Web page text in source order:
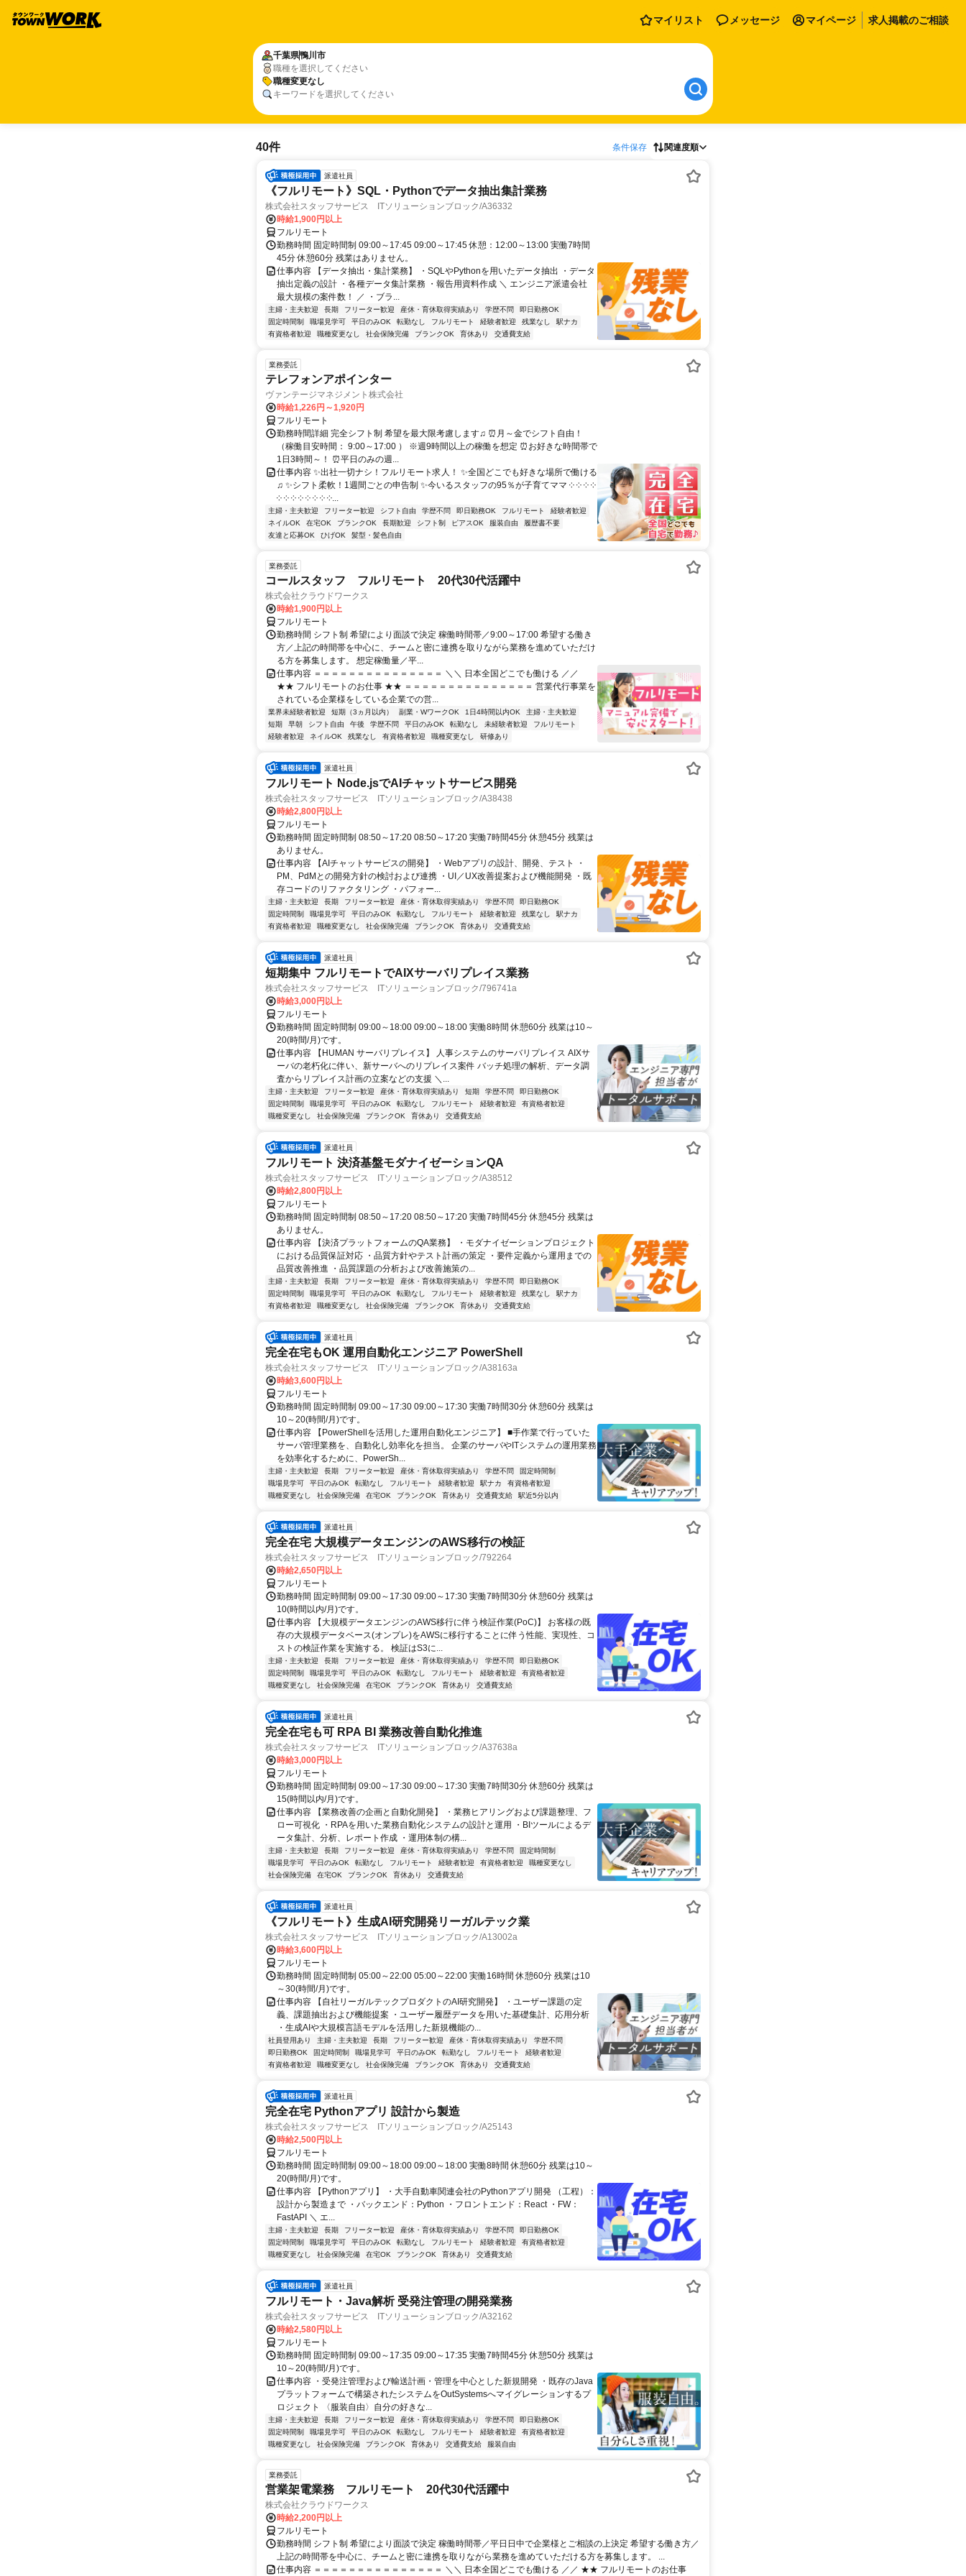
マイリスト メッセージ マイページ 求人掲載のご相談
千葉県鴨川市
職種を選択してください
職種変更なし
キーワードを選択してください
40件 条件保存 関連度順
派遣社員
《フルリモート》SQL・Pythonでデータ抽出集計業務
株式会社スタッフサービス ITソリューションブロック/A36332
時給1,900円以上
フルリモート
勤務時間 固定時間制 09:00～17:45 09:00～17:45 休憩：12:00～13:00 実働7時間
45分 休憩60分 残業はありません。
仕事内容 【データ抽出・集計業務】 ・SQLやPythonを用いたデータ抽出 ・データ
抽出定義の設計 ・各種データ集計業務 ・報告用資料作成 ＼ エンジニア派遣会社
最大規模の案件数！ ／ ・ブラ...
主婦・主夫歓迎 長期 フリーター歓迎 産休・育休取得実績あり 学歴不問
即日勤務OK
固定時間制
職場見学可 平日のみOK 転勤なし フルリモート 経験者歓迎 残業なし
駅ナカ
有資格者歓迎
職種変更なし 社会保険完備 ブランクOK 育休あり 交通費支給
業務委託
テレフォンアポインター
ヴァンテージマネジメント株式会社
時給1,226円～1,920円
フルリモート
勤務時間詳細 完全シフト制 希望を最大限考慮します♫ ⏰月～金でシフト自由！
（稼働目安時間： 9:00～17:00 ） ※週9時間以上の稼働を想定 ⏰お好きな時間帯で
1日3時間～！ ⏰平日のみの週...
仕事内容 ✨出社一切ナシ！フルリモート求人！ ✨全国どこでも好きな場所で働ける
♫ ✨シフト柔軟！1週間ごとの申告制 ✨今いるスタッフの95％が子育てママ ༶ ༶ ༶ ༶
༶ ༶ ༶ ༶ ༶ ༶ ༶ ༶...
主婦・主夫歓迎 フリーター歓迎 シフト自由 学歴不問 即日勤務OK フルリモート
経験者歓迎
ネイルOK
在宅OK ブランクOK 長期歓迎 シフト制 ピアスOK 服装自由
履歴書不要
友達と応募OK
ひげOK 髪型・髪色自由
業務委託
コールスタッフ フルリモート 20代30代活躍中
株式会社クラウドワークス
時給1,900円以上
フルリモート
勤務時間 シフト制 希望により面談で決定 稼働時間帯／9:00～17:00 希望する働き
方／上記の時間帯を中心に、チームと密に連携を取りながら業務を進めていただけ
る方を募集します。 想定稼働量／平...
仕事内容 ＝＝＝＝＝＝＝＝＝＝＝＝＝＝＝ ＼＼ 日本全国どこでも働ける ／／
★★ フルリモートのお仕事 ★★ ＝＝＝＝＝＝＝＝＝＝＝＝＝＝＝ 営業代行事業を
されている企業様をしている企業での営...
業界未経験者歓迎 短期（3ヵ月以内） 副業・WワークOK 1日4時間以内OK
主婦・主夫歓迎
短期
早朝 シフト自由 午後 学歴不問 平日のみOK 転勤なし 未経験者歓迎
フルリモート
経験者歓迎
ネイルOK 残業なし 有資格者歓迎 職種変更なし 研修あり
派遣社員
フルリモート Node.jsでAIチャットサービス開発
株式会社スタッフサービス ITソリューションブロック/A38438
時給2,800円以上
フルリモート
勤務時間 固定時間制 08:50～17:20 08:50～17:20 実働7時間45分 休憩45分 残業は
ありません。
仕事内容 【AIチャットサービスの開発】 ・Webアプリの設計、開発、テスト ・
PM、PdMとの開発方針の検討および連携 ・UI／UX改善提案および機能開発 ・既
存コードのリファクタリング ・パフォー...
主婦・主夫歓迎 長期 フリーター歓迎 産休・育休取得実績あり 学歴不問
即日勤務OK
固定時間制
職場見学可 平日のみOK 転勤なし フルリモート 経験者歓迎 残業なし
駅ナカ
有資格者歓迎
職種変更なし 社会保険完備 ブランクOK 育休あり 交通費支給
派遣社員
短期集中 フルリモートでAIXサーバリプレイス業務
株式会社スタッフサービス ITソリューションブロック/796741a
時給3,000円以上
フルリモート
勤務時間 固定時間制 09:00～18:00 09:00～18:00 実働8時間 休憩60分 残業は10～
20(時間/月)です。
仕事内容 【HUMAN サーバリプレイス】 人事システムのサーバリプレイス AIXサ
ーバの老朽化に伴い、新サーバへのリプレイス案件 バッチ処理の解析、データ調
査からリプレイス計画の立案などの支援 ＼...
主婦・主夫歓迎 フリーター歓迎 産休・育休取得実績あり 短期 学歴不問
即日勤務OK
固定時間制
職場見学可 平日のみOK 転勤なし フルリモート 経験者歓迎
有資格者歓迎
職種変更なし
社会保険完備 ブランクOK 育休あり 交通費支給
派遣社員
フルリモート 決済基盤モダナイゼーションQA
株式会社スタッフサービス ITソリューションブロック/A38512
時給2,800円以上
フルリモート
勤務時間 固定時間制 08:50～17:20 08:50～17:20 実働7時間45分 休憩45分 残業は
ありません。
仕事内容 【決済プラットフォームのQA業務】 ・モダナイゼーションプロジェクト
における品質保証対応 ・品質方針やテスト計画の策定 ・要件定義から運用までの
品質改善推進 ・品質課題の分析および改善施策の...
主婦・主夫歓迎 長期 フリーター歓迎 産休・育休取得実績あり 学歴不問
即日勤務OK
固定時間制
職場見学可 平日のみOK 転勤なし フルリモート 経験者歓迎 残業なし
駅ナカ
有資格者歓迎
職種変更なし 社会保険完備 ブランクOK 育休あり 交通費支給
派遣社員
完全在宅もOK 運用自動化エンジニア PowerShell
株式会社スタッフサービス ITソリューションブロック/A38163a
時給3,600円以上
フルリモート
勤務時間 固定時間制 09:00～17:30 09:00～17:30 実働7時間30分 休憩60分 残業は
10～20(時間/月)です。
仕事内容 【PowerShellを活用した運用自動化エンジニア】 ■手作業で行っていた
サーバ管理業務を、自動化し効率化を担当。 企業のサーバやITシステムの運用業務
を効率化するために、PowerSh...
主婦・主夫歓迎 長期 フリーター歓迎 産休・育休取得実績あり 学歴不問
固定時間制
職場見学可
平日のみOK 転勤なし フルリモート 経験者歓迎 駅ナカ
有資格者歓迎
職種変更なし
社会保険完備 在宅OK ブランクOK 育休あり 交通費支給 駅近5分以内
派遣社員
完全在宅 大規模データエンジンのAWS移行の検証
株式会社スタッフサービス ITソリューションブロック/792264
時給2,650円以上
フルリモート
勤務時間 固定時間制 09:00～17:30 09:00～17:30 実働7時間30分 休憩60分 残業は
10(時間以内/月)です。
仕事内容 【大規模データエンジンのAWS移行に伴う検証作業(PoC)】 お客様の既
存の大規模データベース(オンプレ)をAWSに移行することに伴う性能、実現性、コ
ストの検証作業を実施する。 検証はS3に...
主婦・主夫歓迎 長期 フリーター歓迎 産休・育休取得実績あり 学歴不問
即日勤務OK
固定時間制
職場見学可 平日のみOK 転勤なし フルリモート 経験者歓迎
有資格者歓迎
職種変更なし
社会保険完備 在宅OK ブランクOK 育休あり 交通費支給
派遣社員
完全在宅も可 RPA BI 業務改善自動化推進
株式会社スタッフサービス ITソリューションブロック/A37638a
時給3,000円以上
フルリモート
勤務時間 固定時間制 09:00～17:30 09:00～17:30 実働7時間30分 休憩60分 残業は
15(時間以内/月)です。
仕事内容 【業務改善の企画と自動化開発】 ・業務ヒアリングおよび課題整理、フ
ロー可視化 ・RPAを用いた業務自動化システムの設計と運用 ・BIツールによるデ
ータ集計、分析、レポート作成 ・運用体制の構...
主婦・主夫歓迎 長期 フリーター歓迎 産休・育休取得実績あり 学歴不問
固定時間制
職場見学可
平日のみOK 転勤なし フルリモート 経験者歓迎 有資格者歓迎
職種変更なし
社会保険完備
在宅OK ブランクOK 育休あり 交通費支給
派遣社員
《フルリモート》生成AI研究開発リーガルテック業
株式会社スタッフサービス ITソリューションブロック/A13002a
時給3,600円以上
フルリモート
勤務時間 固定時間制 05:00～22:00 05:00～22:00 実働16時間 休憩60分 残業は10
～30(時間/月)です。
仕事内容 【自社リーガルテックプロダクトのAI研究開発】 ・ユーザー課題の定
義、課題抽出および機能提案 ・ユーザー履歴データを用いた基礎集計、応用分析
・生成AIや大規模言語モデルを活用した新規機能の...
社員登用あり 主婦・主夫歓迎 長期 フリーター歓迎 産休・育休取得実績あり
学歴不問
即日勤務OK
固定時間制 職場見学可 平日のみOK 転勤なし フルリモート
経験者歓迎
有資格者歓迎
職種変更なし 社会保険完備 ブランクOK 育休あり 交通費支給
派遣社員
完全在宅 Pythonアプリ 設計から製造
株式会社スタッフサービス ITソリューションブロック/A25143
時給2,500円以上
フルリモート
勤務時間 固定時間制 09:00～18:00 09:00～18:00 実働8時間 休憩60分 残業は10～
20(時間/月)です。
仕事内容 【Pythonアプリ】 ・大手自動車関連会社のPythonアプリ開発 （工程）：
設計から製造まで ・バックエンド：Python ・フロントエンド：React ・FW：
FastAPI ＼ エ...
主婦・主夫歓迎 長期 フリーター歓迎 産休・育休取得実績あり 学歴不問
即日勤務OK
固定時間制
職場見学可 平日のみOK 転勤なし フルリモート 経験者歓迎
有資格者歓迎
職種変更なし
社会保険完備 在宅OK ブランクOK 育休あり 交通費支給
派遣社員
フルリモート・Java解析 受発注管理の開発業務
株式会社スタッフサービス ITソリューションブロック/A32162
時給2,580円以上
フルリモート
勤務時間 固定時間制 09:00～17:35 09:00～17:35 実働7時間45分 休憩50分 残業は
10～20(時間/月)です。
仕事内容 ・受発注管理および輸送計画・管理を中心とした新規開発 ・既存のJava
プラットフォームで構築されたシステムをOutSystemsへマイグレーションするプ
ロジェクト 〈服装自由〉自分の好きな...
主婦・主夫歓迎 長期 フリーター歓迎 産休・育休取得実績あり 学歴不問
即日勤務OK
固定時間制
職場見学可 平日のみOK 転勤なし フルリモート 経験者歓迎
有資格者歓迎
職種変更なし
社会保険完備 ブランクOK 育休あり 交通費支給 服装自由
業務委託
営業架電業務 フルリモート 20代30代活躍中
株式会社クラウドワークス
時給2,200円以上
フルリモート
勤務時間 シフト制 希望により面談で決定 稼働時間帯／平日日中で企業様とご相談の上決定 希望する働き方／
上記の時間帯を中心に、チームと密に連携を取りながら業務を進めていただける方を募集します。 ...
仕事内容 ＝＝＝＝＝＝＝＝＝＝＝＝＝＝＝ ＼＼ 日本全国どこでも働ける ／／ ★★ フルリモートのお仕事